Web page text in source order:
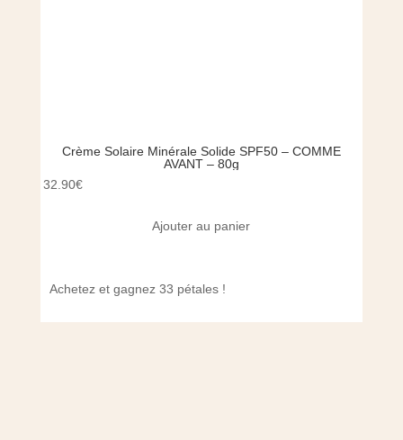
Crème Solaire Minérale Solide SPF50 – COMME
AVANT – 80g
32.90€
Ajouter au panier
Achetez et gagnez 33 pétales !